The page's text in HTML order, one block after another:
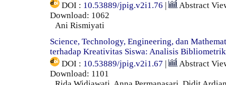
DOI : 10.53889/jpig.v2i1.76
Abstract
Download: 1062
Ani Rismiyati
Science, Technology, Engineering, dan
terhadap Kreativitas Siswa: Analisis Bibliometrik
DOI : 10.53889/jpig.v2i1.67
Abstract
Download: 1101